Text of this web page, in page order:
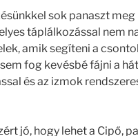
sok panaszt
táplálkozással nem
amik segíteni a
fog kevésbé fájni a
és az izmok
jó, hogy lehet a Cipő,